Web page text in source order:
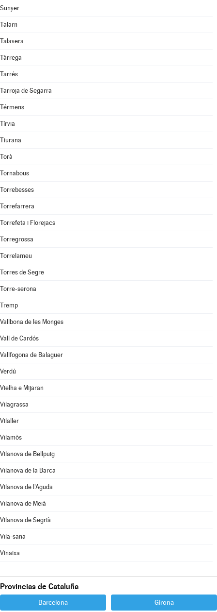
Sunyer
Talarn
Talavera
Tàrrega
Tarrés
Tarroja de Segarra
Térmens
Tírvia
Tiurana
Torà
Tornabous
Torrebesses
Torrefarrera
Torrefeta i Florejacs
Torregrossa
Torrelameu
Torres de Segre
Torre-serona
Tremp
Vallbona de les Monges
Vall de Cardós
Vallfogona de Balaguer
Verdú
Vielha e Mijaran
Vilagrassa
Vilaller
Vilamòs
Vilanova de Bellpuig
Vilanova de la Barca
Vilanova de l'Aguda
Vilanova de Meià
Vilanova de Segrià
Vila-sana
Vinaixa
Provincias de Cataluña
Barcelona Girona